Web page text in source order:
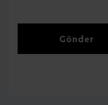
Gönder